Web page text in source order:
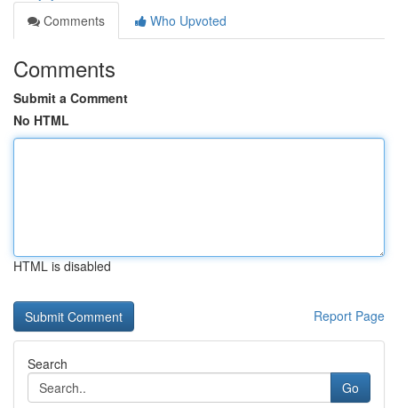
Comments
Who Upvoted
Comments
Submit a Comment
No HTML
HTML is disabled
Report Page
Search
Go